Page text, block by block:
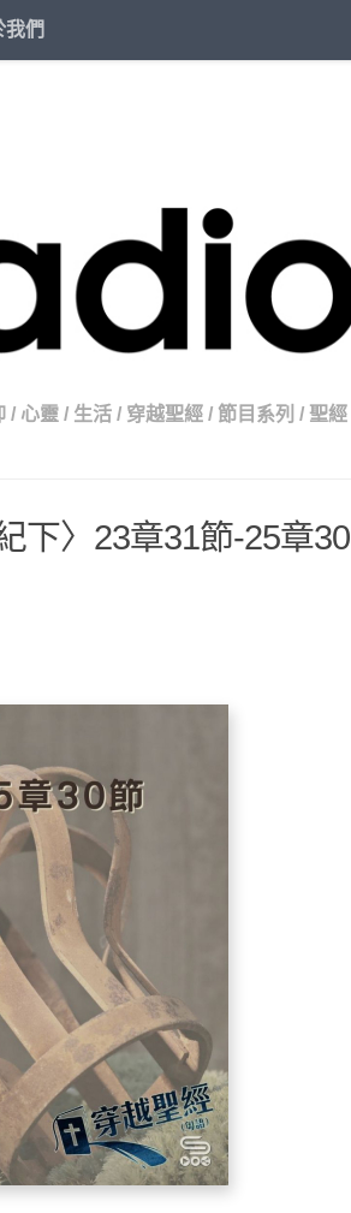
我們
/ 心靈 / 生活 / 穿越聖經 / 節目系列 / 聖經
下〉23章31節-25章30